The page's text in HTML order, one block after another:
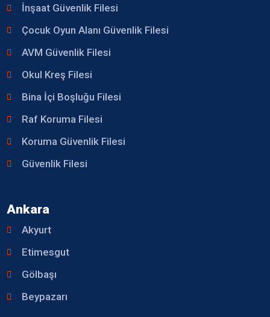
İnşaat Güvenlik Filesi
Çocuk Oyun Alanı Güvenlik Filesi
AVM Güvenlik Filesi
Okul Kreş Filesi
Bina İçi Boşluğu Filesi
Raf Koruma Filesi
Koruma Güvenlik Filesi
Güvenlik Filesi
Ankara
Akyurt
Etimesgut
Gölbaşı
Beypazarı